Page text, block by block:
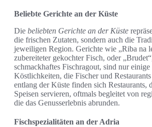
Beliebte Gerichte an der Küste
Die beliebten Gerichte an der Küste
die frischen Zutaten, sondern auch die
jeweiligen Region. Gerichte wie „Riba na
zubereiteter gekochter Fisch, oder
schmackhaftes Fischragout, sind nur
Köstlichkeiten, die Fischer und
entlang der Küste finden sich Restaurants,
Speisen servieren, oftmals begleitet von
die das Genusserlebnis abrunden.
Fischspezialitäten an der Adria